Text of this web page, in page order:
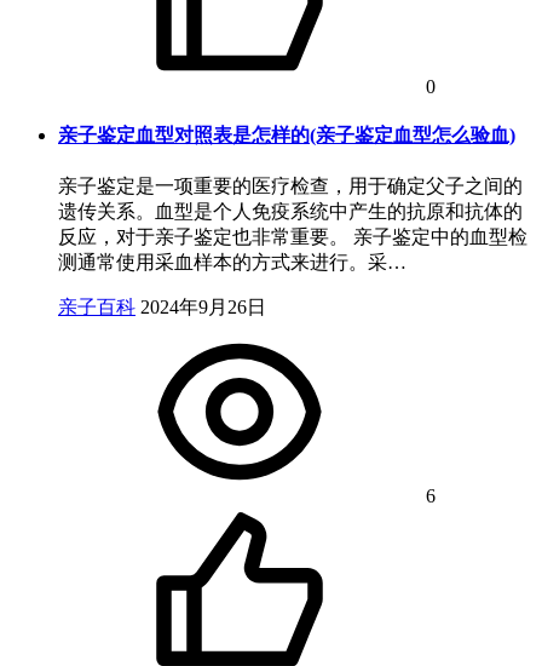
0
亲子鉴定血型对照表是怎样的(亲子鉴定血型怎么验血)
亲子鉴定是一项重要的医疗检查，用于确定父子之间的
遗传关系。血型是个人免疫系统中产生的抗原和抗体的
反应，对于亲子鉴定也非常重要。 亲子鉴定中的血型检
测通常使用采血样本的方式来进行。采…
亲子百科 2024年9月26日
6